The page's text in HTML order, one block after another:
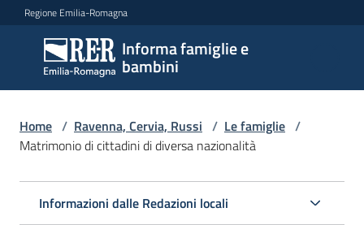
Vai al contenuto
Vai alla navigazione
Vai al footer
Regione Emilia-Romagna
Informa famiglie e
bambini
Informa
famiglie
e
bambini
Argomenti
Home / Ravenna, Cervia, Russi / Le famiglie /
Matrimonio di cittadini di diversa nazionalità
Informazioni dalle Redazioni locali